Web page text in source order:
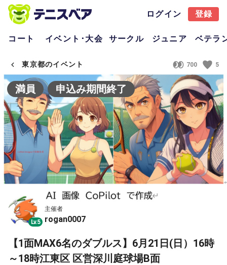
ログイン 登録
コート イベント･大会 サークル ジュニア ベテラ
東京都のイベント 700 5
満員 申込み期間終了
Lv.5
主催者
rogan0007
【1面MAX6名のダブルス】6月21日(日）16時
～18時江東区 区営深川庭球場B面